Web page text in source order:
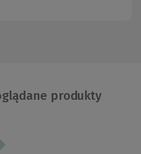
produkty